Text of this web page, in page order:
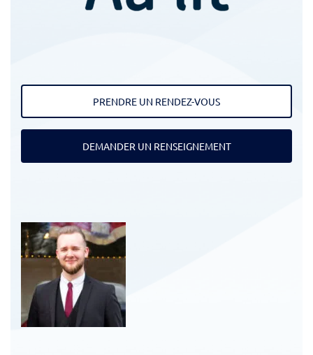
PRENDRE UN RENDEZ-VOUS
DEMANDER UN RENSEIGNEMENT